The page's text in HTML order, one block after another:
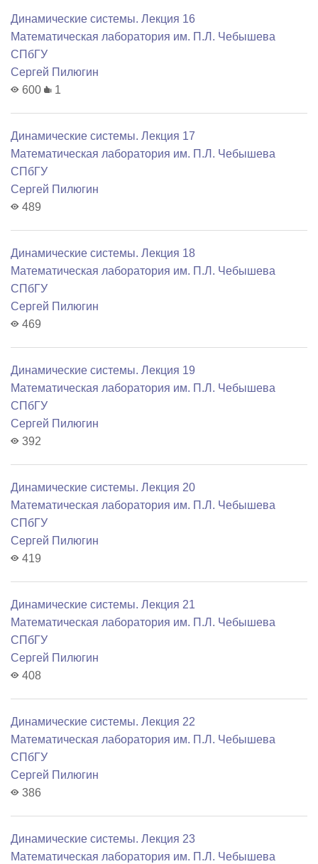
Динамические системы. Лекция 16
Математичеcкая лаборатория им. П.Л. Чебышева
СПбГУ
Сергей Пилюгин
600
1
Динамические системы. Лекция 17
Математичеcкая лаборатория им. П.Л. Чебышева
СПбГУ
Сергей Пилюгин
489
Динамические системы. Лекция 18
Математичеcкая лаборатория им. П.Л. Чебышева
СПбГУ
Сергей Пилюгин
469
Динамические системы. Лекция 19
Математичеcкая лаборатория им. П.Л. Чебышева
СПбГУ
Сергей Пилюгин
392
Динамические системы. Лекция 20
Математичеcкая лаборатория им. П.Л. Чебышева
СПбГУ
Сергей Пилюгин
419
Динамические системы. Лекция 21
Математичеcкая лаборатория им. П.Л. Чебышева
СПбГУ
Сергей Пилюгин
408
Динамические системы. Лекция 22
Математичеcкая лаборатория им. П.Л. Чебышева
СПбГУ
Сергей Пилюгин
386
Динамические системы. Лекция 23
Математичеcкая лаборатория им. П.Л. Чебышева